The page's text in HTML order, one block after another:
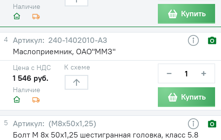
Наличие
Купить
4
240-1402010-А3
Маслоприемник, ОАО"ММЗ"
Наличие
Цена с НДС
1 546 руб.
К схеме − +
Купить
5
(М8х50х1,25)
Болт М 8х 50х1,25 шестигранная головка, класс 5.8